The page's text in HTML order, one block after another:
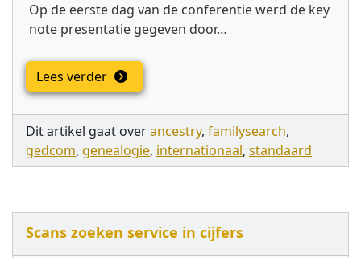
Op de eerste dag van de conferentie werd de key
note presentatie gegeven door…
Lees verder
Dit artikel gaat overancestry, familysearch,
gedcom, genealogie, internationaal, standaard
Scans zoeken service in cijfers